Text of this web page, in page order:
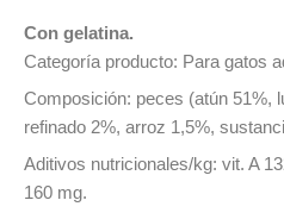
Con gelatina.
Categoría producto: Para gatos
Composición: peces (atún 51%,
refinado 2%, arroz 1,5%,
Aditivos nutricionales/kg: vit. A
160 mg.